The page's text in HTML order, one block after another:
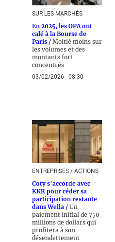
SUR LES MARCHÉS
En 2025, les OPA ont
calé à la Bourse de
Paris / Moitié moins sur
les volumes et des
montants fort
concentrés
03/02/2026 - 08:30
ENTREPRISES / ACTIONS
Coty s’accorde avec
KKR pour céder sa
participation restante
dans Wella / Un
paiement initial de 750
millions de dollars qui
profitera à son
désendettement